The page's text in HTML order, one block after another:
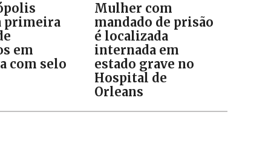
primeira
em
com selo
Mulher com
mandado de prisão
é localizada
internada em
estado grave no
Hospital de
Orleans